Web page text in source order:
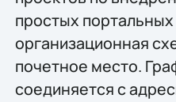
простых
организационная
почетное место.
соединяется с